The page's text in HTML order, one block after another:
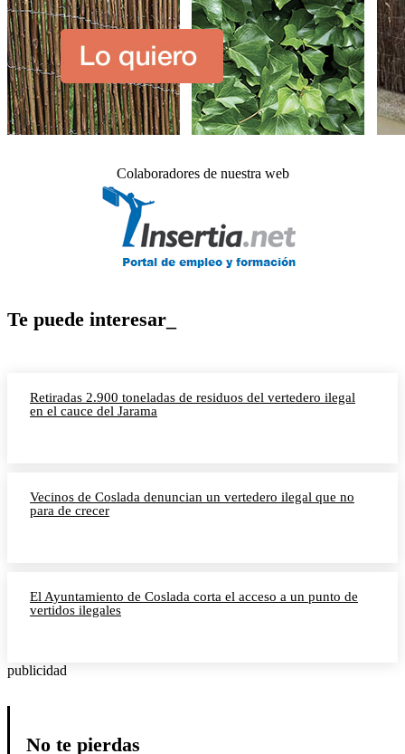
Colaboradores de nuestra web
Te puede interesar_
Retiradas 2.900 toneladas de residuos del vertedero ilegal
en el cauce del Jarama
Vecinos de Coslada denuncian un vertedero ilegal que no
para de crecer
El Ayuntamiento de Coslada corta el acceso a un punto de
vertidos ilegales
publicidad
No te pierdas